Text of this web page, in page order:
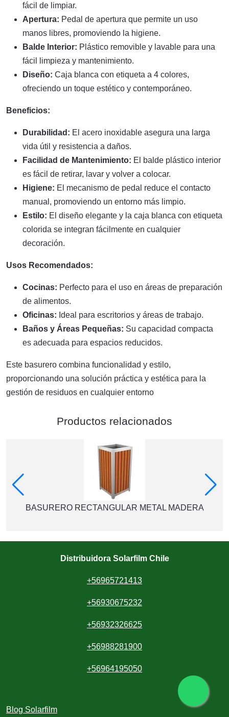
fácil de limpiar.
Apertura: Pedal de apertura que permite un uso
manos libres, promoviendo la higiene.
Balde Interior: Plástico removible y lavable para una
fácil limpieza y mantenimiento.
Diseño: Caja blanca con etiqueta a 4 colores,
ofreciendo un toque estético y contemporáneo.
Beneficios:
Durabilidad: El acero inoxidable asegura una larga
vida útil y resistencia a daños.
Facilidad de Mantenimiento: El balde plástico interior
es fácil de retirar, lavar y volver a colocar.
Higiene: El mecanismo de pedal reduce el contacto
manual, promoviendo un entorno más limpio.
Estilo: El diseño elegante y la caja blanca con etiqueta
colorida se integran fácilmente en cualquier
decoración.
Usos Recomendados:
Cocinas: Perfecto para el uso en áreas de preparación
de alimentos.
Oficinas: Ideal para escritorios y áreas de trabajo.
Baños y Áreas Pequeñas: Su capacidad compacta
es adecuada para espacios reducidos.
Este basurero combina funcionalidad y estilo,
proporcionando una solución práctica y estética para la
gestión de residuos en cualquier entorno
Productos relacionados
BASURERO RECTANGULAR METAL MADERA
Distribuidora Solarfilm Chile
+56965721413
+56930675232
+56932326625
+56988281900
+56964195050
Blog Solarfilm